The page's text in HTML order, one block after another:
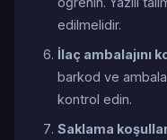
edilmelidir.
İlaç ambalajını
barkod ve
kontrol edin.
Saklama